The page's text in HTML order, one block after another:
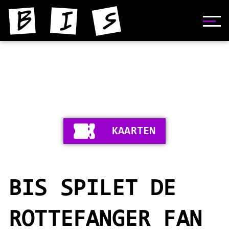
FOTO'S
STIPERS
VIDEO'S
KAARTEN
BIS SPILET DE
ROTTEFANGER FAN